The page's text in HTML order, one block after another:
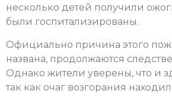
несколько детей получили
были госпитализированы.
Официально причина этого
названа, продолжаются
Однако жители уверены, что и
так как очаг возгорания